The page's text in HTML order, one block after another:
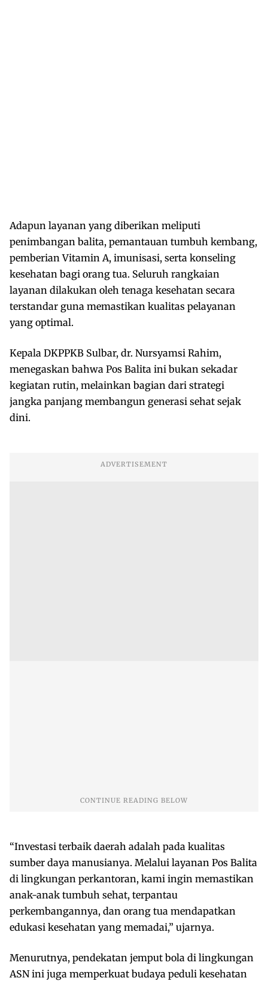
Adapun layanan yang diberikan meliputi
penimbangan balita, pemantauan tumbuh kembang,
pemberian Vitamin A, imunisasi, serta konseling
kesehatan bagi orang tua. Seluruh rangkaian
layanan dilakukan oleh tenaga kesehatan secara
terstandar guna memastikan kualitas pelayanan
yang optimal.
Kepala DKPPKB Sulbar, dr. Nursyamsi Rahim,
menegaskan bahwa Pos Balita ini bukan sekadar
kegiatan rutin, melainkan bagian dari strategi
jangka panjang membangun generasi sehat sejak
dini.
“Investasi terbaik daerah adalah pada kualitas
sumber daya manusianya. Melalui layanan Pos Balita
di lingkungan perkantoran, kami ingin memastikan
anak-anak tumbuh sehat, terpantau
perkembangannya, dan orang tua mendapatkan
edukasi kesehatan yang memadai,” ujarnya.
Menurutnya, pendekatan jemput bola di lingkungan
ASN ini juga memperkuat budaya peduli kesehatan